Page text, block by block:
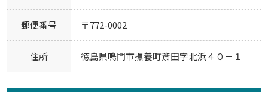
郵便番号 〒772-0002
住所 徳島県鳴門市撫養町斎田字北浜４０－１